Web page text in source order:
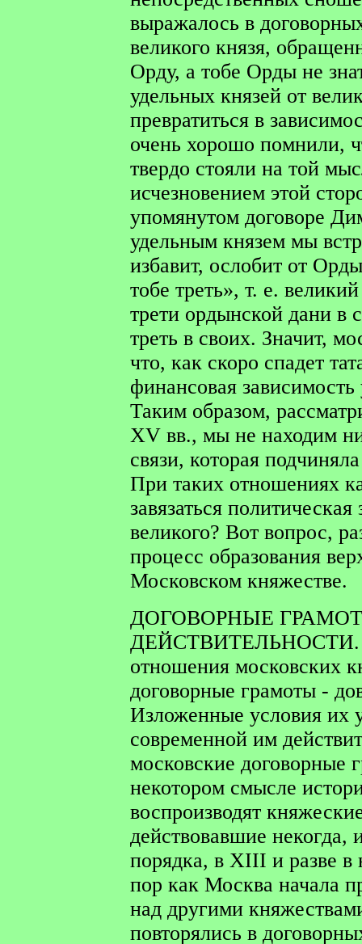
выражалось в
великого князя,
Орду, а тобе Орды не
удельных князей от
превратиться в
очень хорошо помнили,
твердо стояли на той
исчезновением этой
упомянутом договоре
удельным князем мы
избавит, ослобит от
тобе треть», т. е.
трети ордынской дани в
треть в своих. Значит,
что, как скоро спадет
финансовая
Таким образом,
XV вв., мы не находим
связи, которая
При таких отношениях
завязаться
великого? Вот вопрос,
процесс образования
Московском княжестве.
ДОГОВОРНЫЕ
отношения московских
договорные грамоты -
Изложенные условия их
современной им
московские договорные
некотором смысле
воспроизводят
действовавшие некогда,
порядка, в ХIII и разве в
пор как Москва начала
над другими
повторялись в